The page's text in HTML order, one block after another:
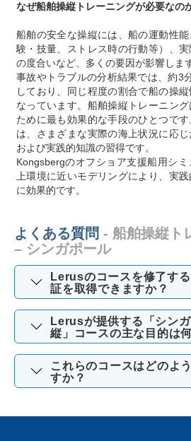
なぜ船舶操縦トレーニングが必要なの
船舶の安全な操縦には、船の運動性
験・技量、ストレス時の行動等）、
の度合いなど、多くの要因が影響します
事故やトラブルの分析結果では、約3
しており、同じ程度の割合で船の操
なっています。船舶操縦トレーニン
ために最も効果的な手段のひとつで
は、さまざまな実際の海上状況に応
および実践的知識の習得です。
Kongsbergのオフショア支援船用シ
上環境に近いモデリングにより、実
に効果的です。
よくある質問 - 船舶操縦ト
– シンガポール
Lerusのコースを修了す
証を取得できますか？
Lerusが提供する「シン
縦」コースの主な目的は
これらのコースはどのよ
すか？